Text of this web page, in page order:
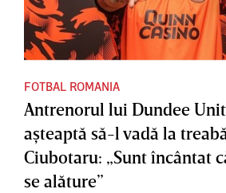
FOTBAL ROMANIA
Antrenorul lui Dundee
aşteaptă să-l vadă la
Ciubotaru: „Sunt încântat
se alăture”